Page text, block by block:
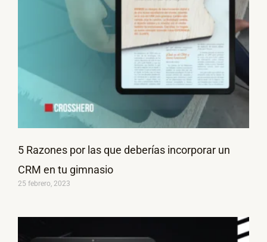
5 Razones por las que deberías incorporar un
CRM en tu gimnasio
25 febrero, 2023